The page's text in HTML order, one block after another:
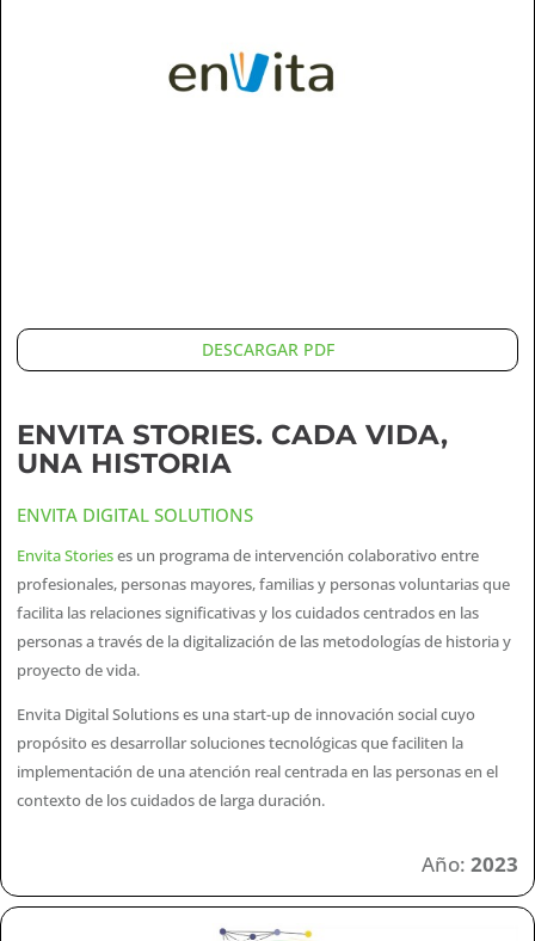
DESCARGAR PDF
ENVITA STORIES. CADA VIDA,
UNA HISTORIA
ENVITA DIGITAL SOLUTIONS
Envita Storieses un programa de intervención colaborativo entre
profesionales, personas mayores, familias y personas voluntarias que
facilita las relaciones significativas y los cuidados centrados en las
personas a través de la digitalización de las metodologías de historia y
proyecto de vida.
Envita Digital Solutions es una start-up de innovación social cuyo
propósito es desarrollar soluciones tecnológicas que faciliten la
implementación de una atención real centrada en las personas en el
contexto de los cuidados de larga duración.
Año: 2023